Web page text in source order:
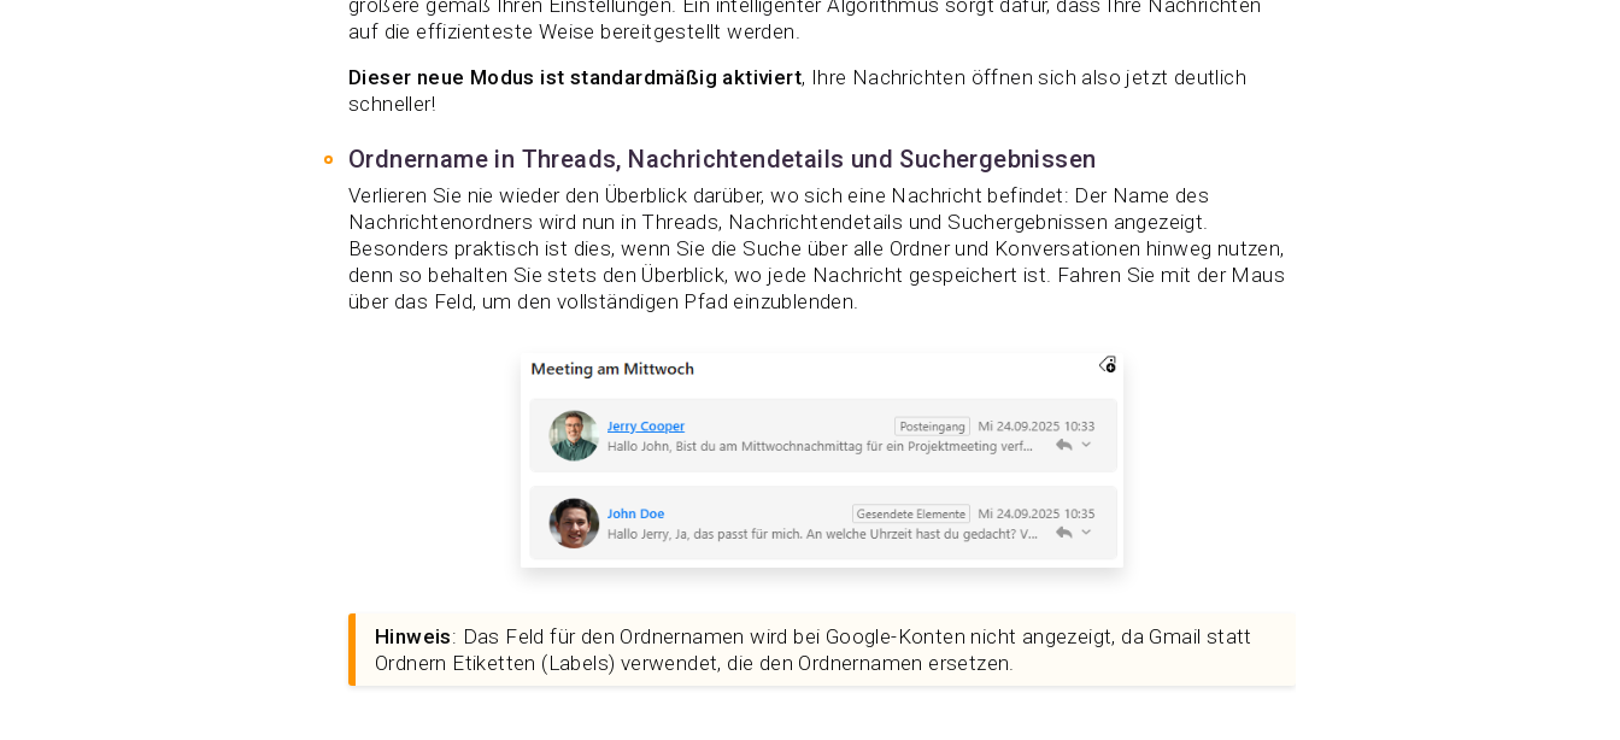
auf die effizienteste Weise bereitgestellt werden.
Dieser neue Modus ist standardmäßig aktiviert, Ihre Nachrichten öffnen sich also jetzt deutlich
schneller!
Ordnername in Threads, Nachrichtendetails und Suchergebnissen
Verlieren Sie nie wieder den Überblick darüber, wo sich eine Nachricht befindet: Der Name des
Nachrichtenordners wird nun in Threads, Nachrichtendetails und Suchergebnissen angezeigt.
Besonders praktisch ist dies, wenn Sie die Suche über alle Ordner und Konversationen hinweg nutzen,
denn so behalten Sie stets den Überblick, wo jede Nachricht gespeichert ist. Fahren Sie mit der Maus
über das Feld, um den vollständigen Pfad einzublenden.
Hinweis: Das Feld für den Ordnernamen wird bei Google-Konten nicht angezeigt, da Gmail statt
Ordnern Etiketten (Labels) verwendet, die den Ordnernamen ersetzen.